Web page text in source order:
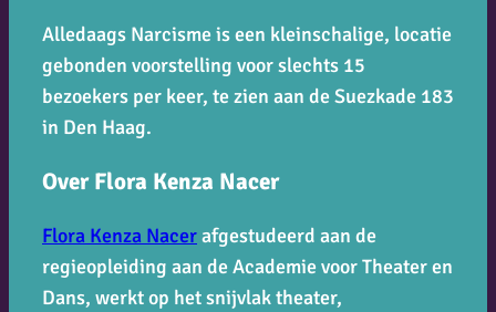
Alledaags Narcismeis een kleinschalige, locatie
gebonden voorstelling voor slechts 15
bezoekers per keer, te zien aan de Suezkade 183
in Den Haag.
Over Flora Kenza Nacer
Flora Kenza Nacerafgestudeerd aan de
regieopleiding aan de Academie voor Theater en
Dans, werkt op het snijvlak theater,